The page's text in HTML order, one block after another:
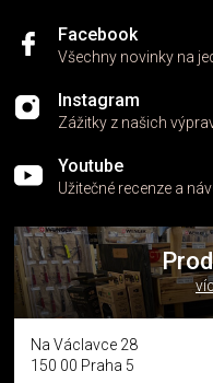
Facebook
Všechny novinky na
Instagram
Zážitky z našich
Youtube
Užitečné recenze a
Na Václavce 28
150 00 Praha 5